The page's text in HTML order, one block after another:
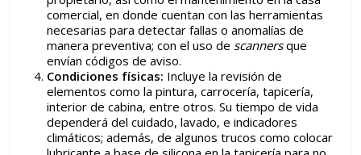
comercial, en donde cuentan con las herramientas
necesarias para detectar fallas o anomalías de
manera preventiva; con el uso de scannersque
envían códigos de aviso.
Condiciones físicas: Incluye la revisión de
elementos como la pintura, carrocería, tapicería,
interior de cabina, entre otros. Su tiempo de vida
dependerá del cuidado, lavado, e indicadores
climáticos; además, de algunos trucos como colocar